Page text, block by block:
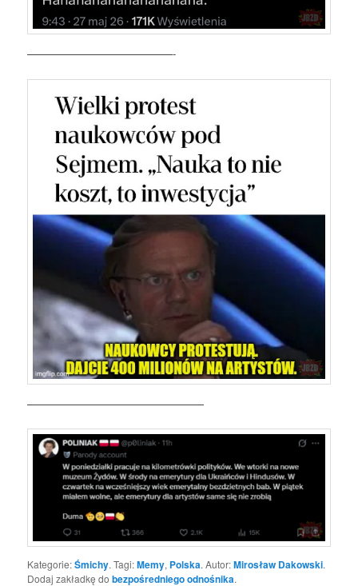
——————————————-
—————————————————
Kategorie:Śmichy. Tagi:Memy, Polska. Autor:Mirosław Dakowski.
Dodaj zakładkę dobezpośredniego odnośnika.